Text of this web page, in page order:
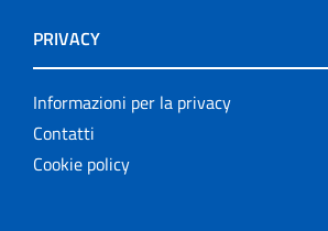
PRIVACY
Informazioni per la privacy
Contatti
Cookie policy